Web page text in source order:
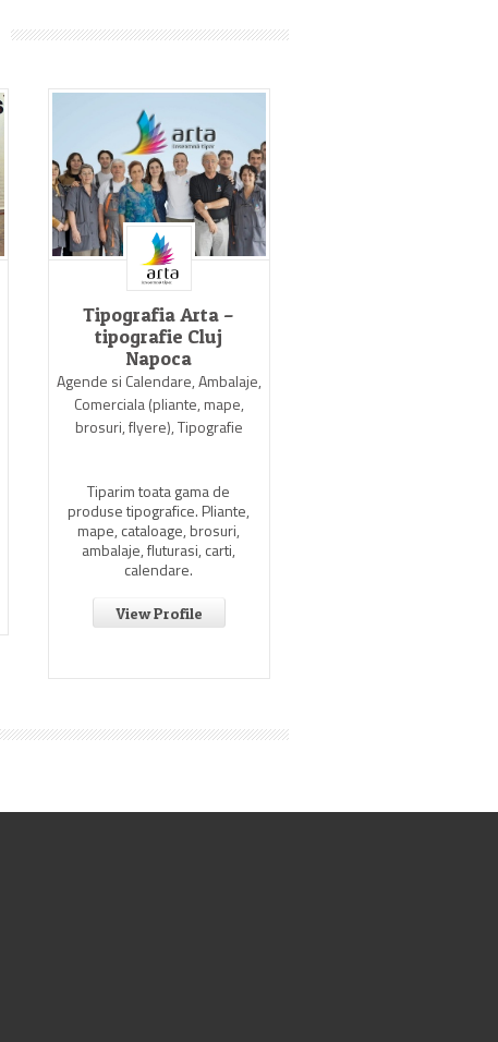
Tipografia Arta –
tipografie Cluj
Napoca
Agende si Calendare, Ambalaje,
Comerciala (pliante, mape,
brosuri, flyere), Tipografie
Tiparim toata gama de
produse tipografice. Pliante,
mape, cataloage, brosuri,
ambalaje, fluturasi, carti,
calendare.
View Profile